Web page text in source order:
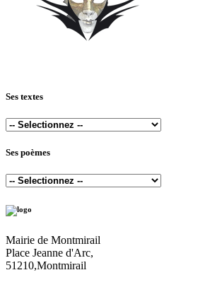
Ses textes
Ses poèmes
Mairie de Montmirail
Place Jeanne d'Arc,
51210,Montmirail